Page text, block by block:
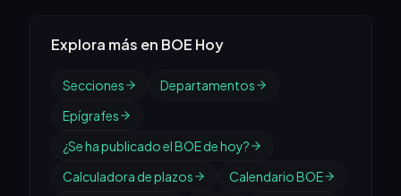
Explora más en BOE Hoy
Secciones
Departamentos
Epígrafes
¿Se ha publicado el BOE de hoy?
Calculadora de plazos
Calendario BOE